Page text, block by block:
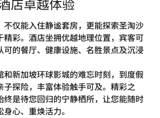
店卓越体验
不仅能入住静谧套房，更能探索圣淘沙
精彩。酒店坐拥优越地理位置，宾客可
可的餐厅、健康设施、名胜景点及沉浸
和新加坡环球影城的难忘时刻，到度假
子探险，丰富体验触手可及。精彩之
终是待您回归的宁静栖所，让您能随时
心、重焕活力。